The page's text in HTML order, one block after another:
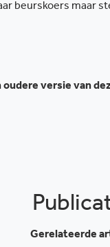
beurskoers maar
versie van
Gerelateerde